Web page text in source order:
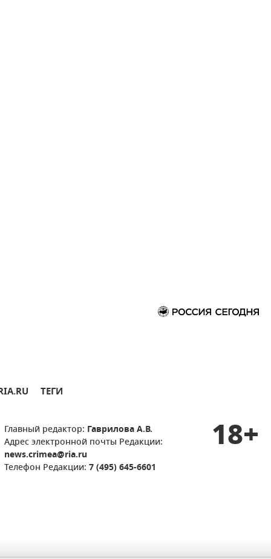
ТЕГИ
Главный редактор: Гаврилова А.В.
Адрес электронной почты Редакции:
news.crimea@ria.ru
Телефон Редакции: 7 (495) 645-6601
18+